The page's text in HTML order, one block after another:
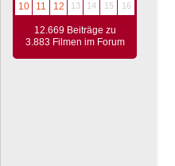
10
11 12 13 14 15 16
12.669 Beiträge zu
3.883 Filmen im Forum